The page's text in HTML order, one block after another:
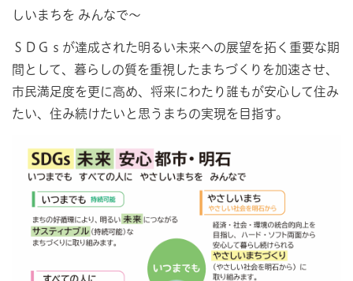
しいまちを みんなで～
ＳＤＧｓが達成された明るい未来への展望を拓く重要な期
間として、暮らしの質を重視したまちづくりを加速させ、
市民満足度を更に高め、将来にわたり誰もが安心して住み
たい、住み続けたいと思うまちの実現を目指す。